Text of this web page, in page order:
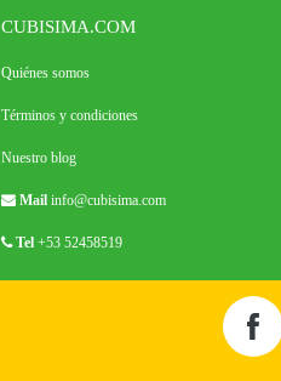
CUBISIMA.COM
Quiénes somos
Términos y condiciones
Nuestro blog
Mail info@cubisima.com
Tel +53 52458519